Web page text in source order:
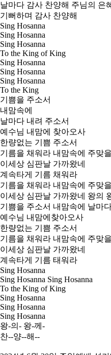
날마다 감사 찬양해 주님의 은
기뻐하며 감사 찬양해
Sing Hosanna
Sing Hosanna
Sing Hosanna
To the King of King
Sing Hosanna
Sing Hosanna
Sing Hosanna
To the King
기쁨을 주소서
내맘속에
날마다 내려 주소서
예수님 내맘에 찾아오사
한량없는 기쁨 주소서
기름을 채워라 내맘속에 주맞
이세상 심판날 가까왔네
계속타게 기름 채워라
기름을 채워라 내맘속에 주맞
이세상 심판날 가까왔네 왕의
기쁨을 주소서 내맘속에 날마
예수님 내맘에찾아오사
한량없는 기쁨 주소서
기름을 채워라 내맘속에 주맞
이세상 심판날 가까왔네
계속타게 기름 태워라
Sing Hosanna
Sing Hosanna Sing Hosanna
To the King of King
Sing Hosanna
Sing Hosanna
Sing Hosanna
왕-의- 왕-께-
찬--양--해--